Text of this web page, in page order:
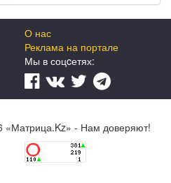
О нас
Реклама на портале
Мы в соцcетях:
- Нам доверяют!